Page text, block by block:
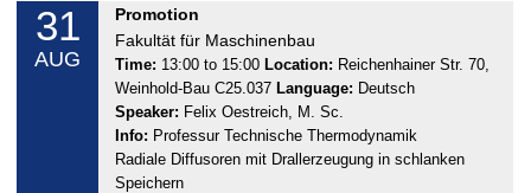
2
6
31
AUG
M
o
n
d
a
y
,
Promotion
Fakultät für Maschinenbau
Time: 13:00 to 15:00 Location: Reichenhainer Str. 70,
Weinhold-Bau C25.037 Language: Deutsch
Speaker: Felix Oestreich, M. Sc.
Info: Professur Technische Thermodynamik
Radiale Diffusoren mit Drallerzeugung in schlanken
Speichern